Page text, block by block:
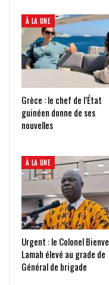
À LA UNE
Grèce : le chef de l’État
guinéen donne de ses
nouvelles
À LA UNE
Urgent : le Colonel
Lamah élevé au grade de
Général de brigade